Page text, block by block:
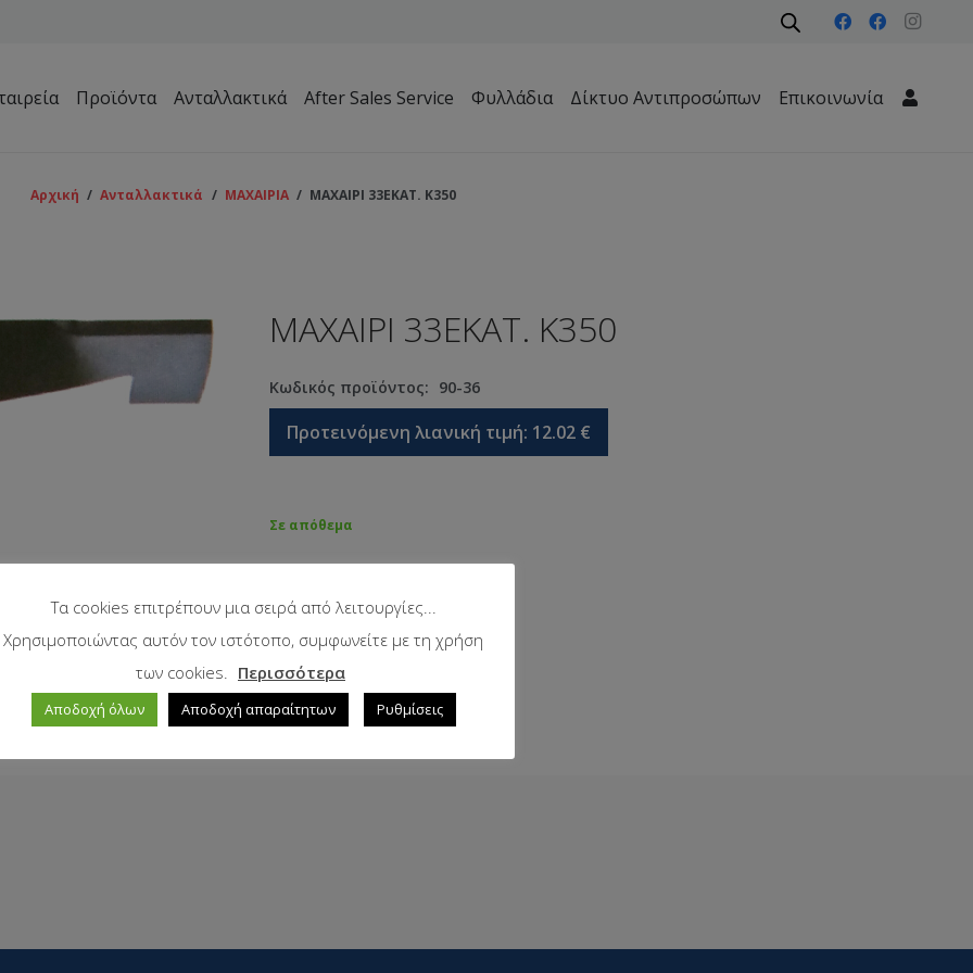
Προϊόντα Ανταλλακτικά After Sales Service Φυλλάδια Δίκτυο Αντιπροσώπων Επικοινωνία
Αρχική / Ανταλλακτικά / ΜΑΧΑΙΡΙΑ / ΜΑΧΑΙΡΙ 33ΕΚΑΤ. Κ350
ΜΑΧΑΙΡΙ 33ΕΚΑΤ. Κ350
Κωδικός προϊόντος: 90-36
Προτεινόμενη λιανική τιμή: 12.02 €
Σε απόθεμα
Τα cookies επιτρέπουν μια σειρά από λειτουργίες...
Χρησιμοποιώντας αυτόν τον ιστότοπο, συμφωνείτε με τη χρήση
των cookies. Περισσότερα
Αποδοχή όλων Αποδοχή απαραίτητων Ρυθμίσεις